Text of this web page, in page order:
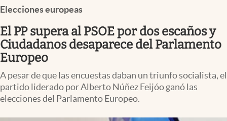
Elecciones europeas
El PP supera al PSOE por dos escaños y
Ciudadanos desaparece del Parlamento
Europeo
A pesar de que las encuestas daban un triunfo socialista, el
partido liderado por Alberto Núñez Feijóo ganó las
elecciones del Parlamento Europeo.